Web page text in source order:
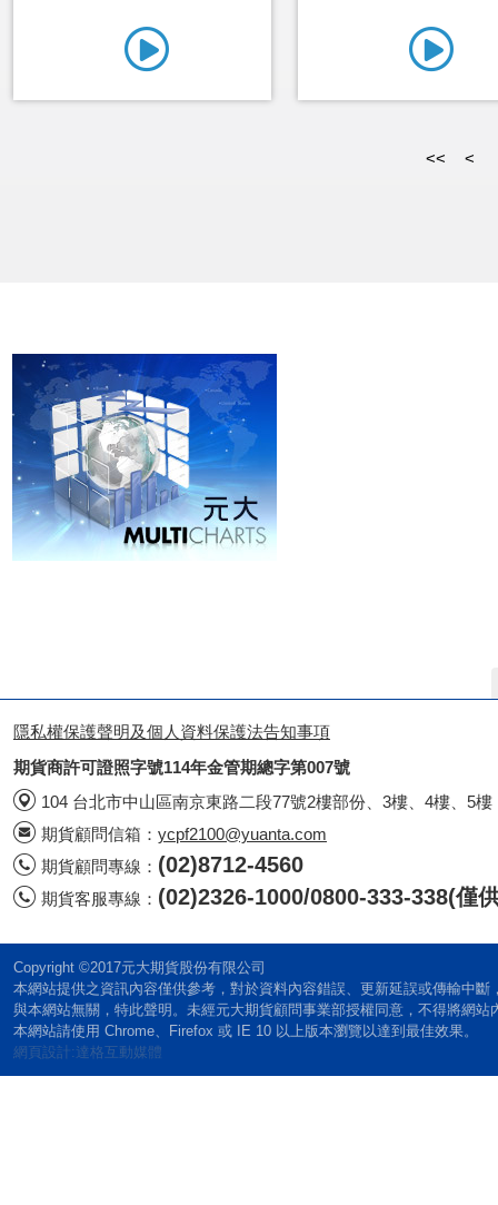
<< <
隱私權保護聲明及個人資料保護法告知事項
期貨商許可證照字號114年金管期總字第007號
104 台北市中山區南京東路二段77號2樓部份、3樓、4樓、5樓
期貨顧問信箱： ycpf2100@yuanta.com
期貨顧問專線： (02)8712-4560
期貨客服專線： (02)2326-1000/0800-333-338(僅
Copyright ©2017元大期貨股份有限公司
本網站提供之資訊內容僅供參考，對於資料內容錯誤、更新延誤或傳輸中
與本網站無關，特此聲明。未經元大期貨顧問事業部授權同意，不得將網站
本網站請使用 Chrome、Firefox 或 IE 10 以上版本瀏覽以達到最佳效果。
網頁設計:達格互動媒體